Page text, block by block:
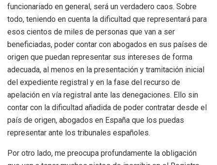
funcionariado en general, será un verdadero caos. Sobre
todo, teniendo en cuenta la dificultad que representará para
esos cientos de miles de personas que van a ser
beneficiadas, poder contar con abogados en sus países de
origen que puedan representar sus intereses de forma
adecuada, al menos en la presentación y tramitación inicial
del expediente registral y en la fase del recurso de
apelación en vía registral ante las denegaciones. Ello sin
contar con la dificultad añadida de poder contratar desde el
país de origen, abogados en España que los puedas
representar ante los tribunales españoles.
Por otro lado, me preocupa profundamente la obligación